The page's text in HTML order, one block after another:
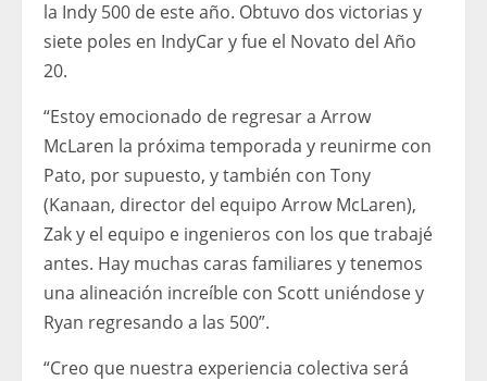
la Indy 500 de este año. Obtuvo dos victorias y
siete poles en IndyCar y fue el Novato del Año
20.
“Estoy emocionado de regresar a Arrow
McLaren la próxima temporada y reunirme con
Pato, por supuesto, y también con Tony
(Kanaan, director del equipo Arrow McLaren),
Zak y el equipo e ingenieros con los que trabajé
antes. Hay muchas caras familiares y tenemos
una alineación increíble con Scott uniéndose y
Ryan regresando a las 500”.
“Creo que nuestra experiencia colectiva será